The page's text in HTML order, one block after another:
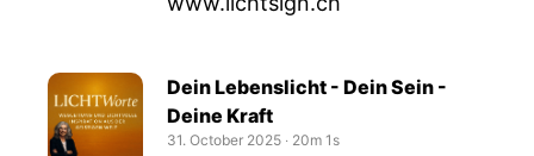
Dein Lebenslicht - Dein Sein -
Deine Kraft
31. October 2025 ‧ 20m 1s